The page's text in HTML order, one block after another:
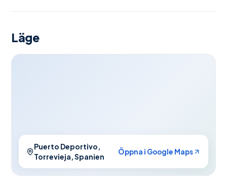
Läge
Puerto Deportivo,
Torrevieja, Spanien
Öppna i Google Maps